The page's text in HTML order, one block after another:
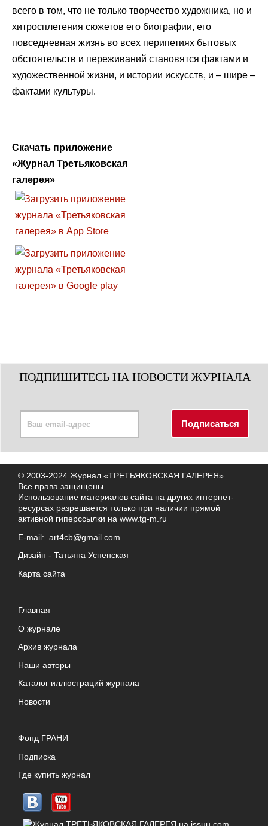
всего в том, что не только творчество художника, но и
хитросплетения сюжетов его биографии, его
повседневная жизнь во всех перипетиях бытовых
обстоятельств и переживаний становятся фактами и
художественной жизни, и истории искусств, и – шире –
фактами культуры.
Скачать приложение
«Журнал Третьяковская
галерея»
ПОДПИШИТЕСЬ НА НОВОСТИ ЖУРНАЛА
© 2003-2024 Журнал «ТРЕТЬЯКОВСКАЯ ГАЛЕРЕЯ»
Все права защищены
Использование материалов сайта на других интернет-
ресурсах разрешается только при наличии прямой
активной гиперссылки на www.tg-m.ru
E-mail: art4cb@gmail.com
Дизайн - Татьяна Успенская
Карта сайта
Главная
О журнале
Архив журнала
Наши авторы
Каталог иллюстраций журнала
Новости
Фонд ГРАНИ
Подписка
Где купить журнал